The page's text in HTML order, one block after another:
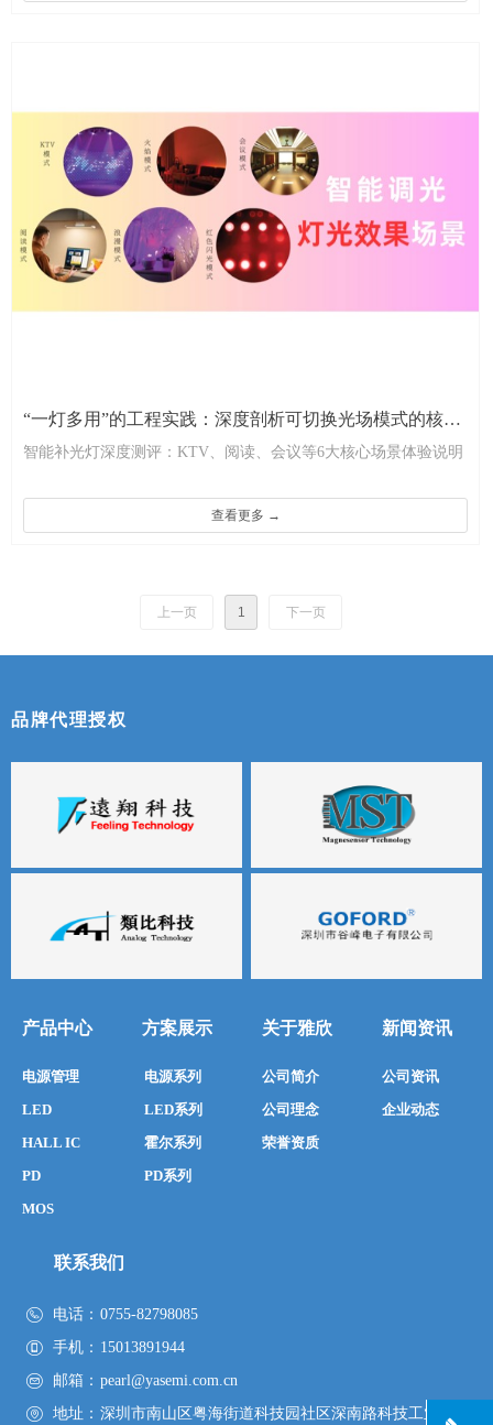
“一灯多用”的工程实践：深度剖析可切换光场模式的核心
架构与调控逻辑
智能补光灯深度测评：KTV、阅读、会议等6大核心场景体验说明
查看更多 →
上一页 1 下一页
品牌代理授权
产品中心
电源管理
LED
HALL IC
PD
MOS
方案展示
电源系列
LED系列
霍尔系列
PD系列
关于雅欣
公司简介
公司理念
荣誉资质
新闻资讯
公司资讯
企业动态
联系我们
电话： 0755-82798085
手机： 15013891944
邮箱： pearl@yasemi.com.cn
地址： 深圳市南山区粤海街道科技园社区深南路科技工业园